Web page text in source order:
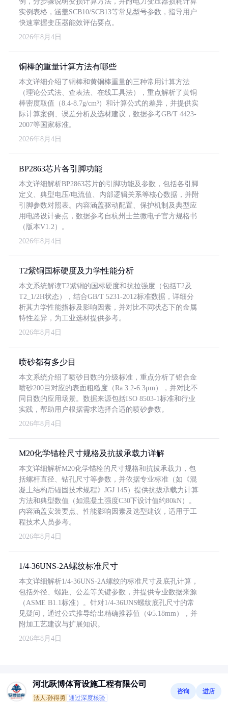
实例表格，涵盖SCB10/SCB13等常见型号参数，指导用户
快速掌握变压器能效评估要点。
2026年8月4日
铜棒的重量计算方法有哪些
本文详细介绍了铜棒和黄铜棒重量的三种常用计算方法
（理论公式法、查表法、在线工具法），重点解析了黄铜
棒密度取值（8.4-8.7g/cm³）和计算公式的差异，并提供实
际计算案例、误差分析及选材建议，数据参考GB/T 4423-
2007等国家标准。
2026年8月4日
BP2863芯片各引脚功能
本文详细解析BP2863芯片的引脚功能及参数，包括各引脚
定义、典型电压/电流值、内部逻辑关系等核心数据，并附
引脚参数对照表。内容涵盖驱动配置、保护机制及典型应
用电路设计要点，数据参考自杭州士兰微电子官方规格书
（版本V1.2）。
2026年8月4日
T2紫铜国标硬度及力学性能分析
本文系统解读T2紫铜的国标硬度和抗拉强度（包括T2及
T2_1/2H状态），结合GB/T 5231-2012标准数据，详细分
析其力学性能指标及影响因素，并对比不同状态下的金属
特性差异，为工业选材提供参考。
2026年8月4日
喷砂都有多少目
本文系统介绍了喷砂目数的分级标准，重点分析了铝合金
喷砂200目对应的表面粗糙度（Ra 3.2-6.3μm），并对比不
同目数的应用场景。数据来源包括ISO 8503-1标准和行业
实践，帮助用户根据需求选择合适的喷砂参数。
2026年8月4日
M20化学锚栓尺寸规格及抗拔承载力详解
本文详细解析M20化学锚栓的尺寸规格和抗拔承载力，包
括螺杆直径、钻孔尺寸等参数，并依据专业标准（如《混
凝土结构后锚固技术规程》JGJ 145）提供抗拔承载力计算
方法和典型数值（如混凝土强度C30下设计值约80kN）。
内容涵盖安装要点、性能影响因素及选型建议，适用于工
程技术人员参考。
2026年8月4日
1/4-36UNS-2A螺纹标准尺寸
本文详细解析1/4-36UNS-2A螺纹的标准尺寸及底孔计算，
包括外径、螺距、公差等关键参数，并提供专业数据来源
（ASME B1.1标准）。针对1/4-36UNS螺纹底孔尺寸的常
见疑问，通过公式推导给出精确推荐值（Φ5.18mm），并
附加工艺建议与扩展知识。
2026年8月4日
河北跃博体育设施工程有限公司
法人:孙得勇 通过深度核验
咨询 进店